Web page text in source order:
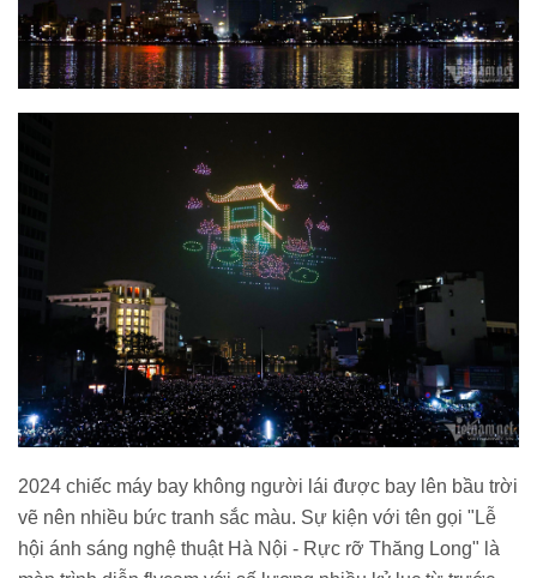
2024 chiếc máy bay không người lái được bay lên bầu trời
vẽ nên nhiều bức tranh sắc màu. Sự kiện với tên gọi "Lễ
hội ánh sáng nghệ thuật Hà Nội - Rực rỡ Thăng Long" là